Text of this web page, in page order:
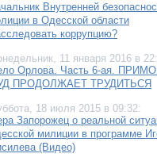
Внутренней
в Одесской области
коррупцию?
11 января 2016 в
Орлова. Часть 6-ая.
ПРОДОЛЖАЕТ ТРУДИТЬСЯ
18 июля 2015 в 09:32:
Запорожец о реальной
милиции в программе
(Видео)